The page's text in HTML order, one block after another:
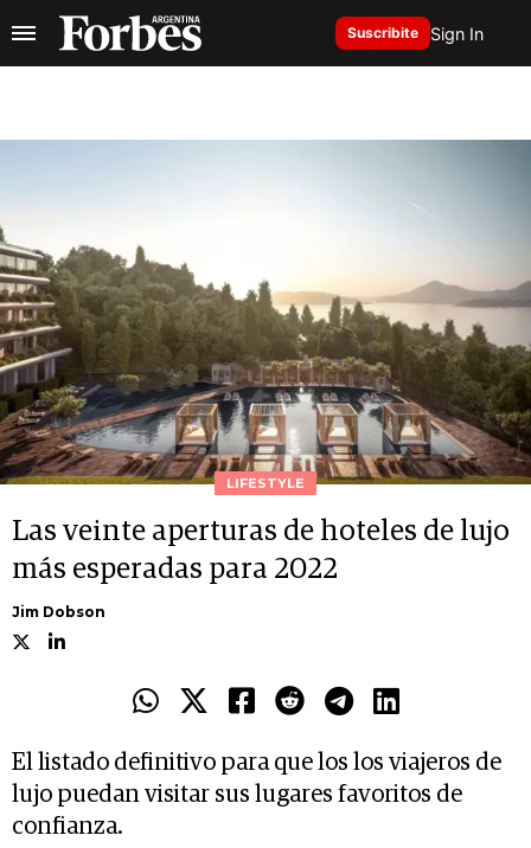
Suscribite Sign In
LIFESTYLE
Las veinte aperturas de hoteles de lujo
más esperadas para 2022
Jim Dobson
El listado definitivo para que los los viajeros de
lujo puedan visitar sus lugares favoritos de
confianza.